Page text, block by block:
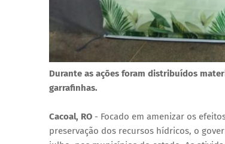
Durante as ações foram distribuídos
garrafinhas.
Cacoal, RO - Focado em amenizar os
preservação dos recursos hídricos, o